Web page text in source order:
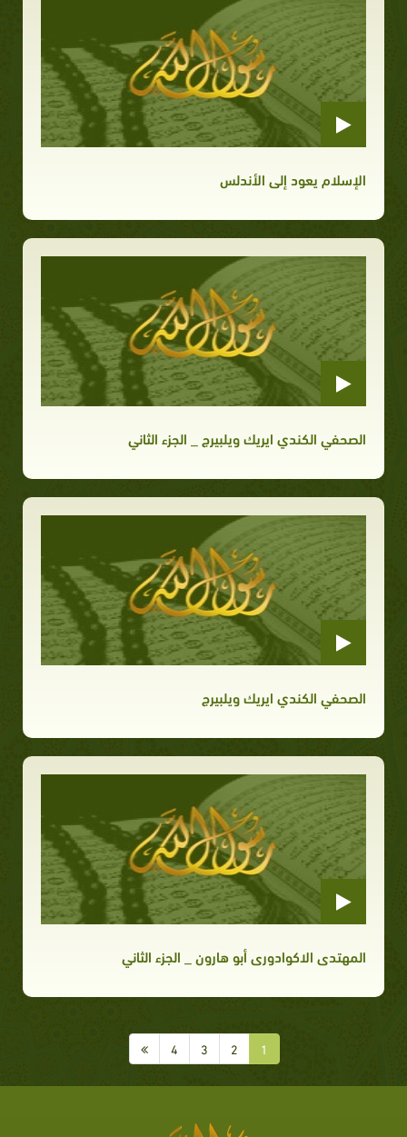
الإسلام يعود إلى الأندلس
الصحفي الكندي ايريك ويلبيرج _ الجزء الثاني
الصحفي الكندي ايريك ويلبيرج
المهتدى الاكوادورى أبو هارون _ الجزء الثاني
1
2
3
4